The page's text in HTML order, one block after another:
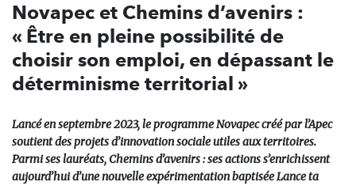
Novapec et Chemins d’avenirs :
« Être en pleine possibilité de
choisir son emploi, en dépassant le
déterminisme territorial »
Lancé en septembre 2023, le programme Novapec créé par l’Apec
soutient des projets d’innovation sociale utiles aux territoires.
Parmi ses lauréats, Chemins d’avenirs : ses actions s’enrichissent
aujourd’hui d’une nouvelle expérimentation baptisée Lance ta